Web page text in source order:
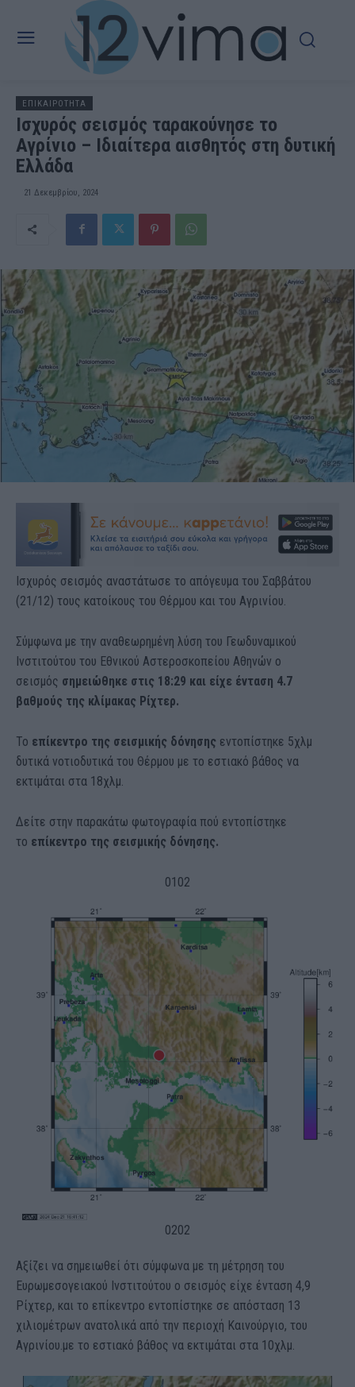
ΕΠΙΚΑΙΡΟΤΗΤΑ
Ισχυρός σεισμός ταρακούνησε το
Αγρίνιο – Ιδιαίτερα αισθητός στη δυτική
Ελλάδα
21 Δεκεμβρίου, 2024
Ισχυρός σεισμός αναστάτωσε το απόγευμα του Σαββάτου
(21/12) τους κατοίκους του Θέρμου και του Αγρινίου.
Σύμφωνα με την αναθεωρημένη λύση του Γεωδυναμικού
Ινστιτούτου του Εθνικού Αστεροσκοπείου Αθηνών ο
σεισμός σημειώθηκε στις 18:29 και είχε ένταση 4.7
βαθμούς της κλίμακας Ρίχτερ.
Το επίκεντρο της σεισμικής δόνησης εντοπίστηκε 5χλμ
δυτικά νοτιοδυτικά του Θέρμου με το εστιακό βάθος να
εκτιμάται στα 18χλμ.
Δείτε στην παρακάτω φωτογραφία πού εντοπίστηκε
το επίκεντρο της σεισμικής δόνησης.
01 02
0202
Αξίζει να σημειωθεί ότι σύμφωνα με τη μέτρηση του
Ευρωμεσογειακού Ινστιτούτου ο σεισμός είχε ένταση 4,9
Ρίχτερ, και το επίκεντρο εντοπίστηκε σε απόσταση 13
χιλιομέτρων ανατολικά από την περιοχή Καινούργιο, του
Αγρινίου.με το εστιακό βάθος να εκτιμάται στα 10χλμ.